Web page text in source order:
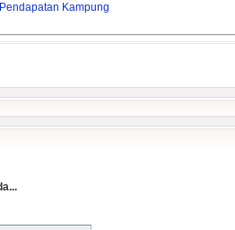
Kampung